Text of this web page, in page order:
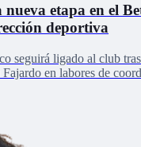
etapa en el
deportiva
seguirá ligado al club
en labores de